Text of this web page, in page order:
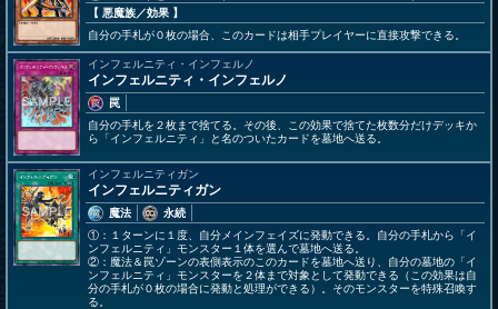
【 悪魔族／効果 】
自分の手札が０枚の場合、このカードは相手プレイヤーに直接攻撃できる。
インフェルニティ・インフェルノ
インフェルニティ・インフェルノ
罠
自分の手札を２枚まで捨てる。その後、この効果で捨てた枚数分だけデッキか
ら「インフェルニティ」と名のついたカードを墓地へ送る。
インフェルニティガン
インフェルニティガン
魔法
永続
①：１ターンに１度、自分メインフェイズに発動できる。自分の手札から「イ
ンフェルニティ」モンスター１体を選んで墓地へ送る。
②：魔法＆罠ゾーンの表側表示のこのカードを墓地へ送り、自分の墓地の「イ
ンフェルニティ」モンスターを２体まで対象として発動できる（この効果は自
分の手札が０枚の場合に発動と処理ができる）。そのモンスターを特殊召喚す
る。